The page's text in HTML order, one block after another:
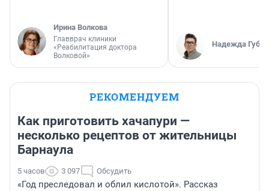
Ирина Волкова
Главврач клиники
«Реабилитация доктора
Волковой»
Надежда
РЕКОМЕНДУЕМ
Как приготовить хачапури —
несколько рецептов от жительницы
Барнаула
5 часов 3 097 Обсудить
«Год преследовал и облил кислотой». Рассказ